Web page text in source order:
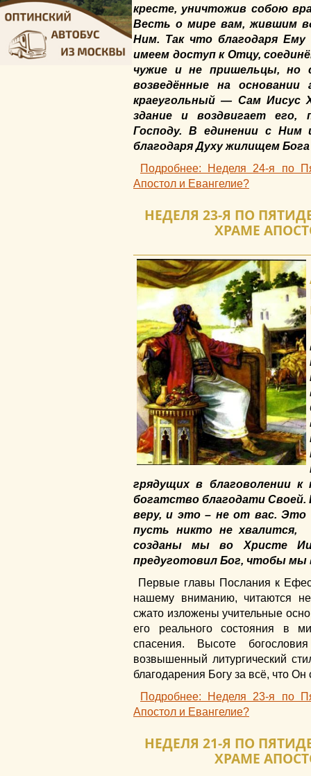
кресте, уничтожив собою
Весть о мире вам, жившим
Ним. Так что благодаря
имеем доступ к Отцу,
чужие и не пришельцы, но
возведённые на
краеугольный — Сам Иисус
здание и воздвигает его,
Господу. В единении с
благодаря Духу жилищем Бога
Подробнее: Неделя 24-я по
Апостол и Евангелие?
НЕДЕЛЯ 23-Я ПО
ХРАМЕ
грядущих в благоволении
богатство благодати
веру, и это – не от вас.
пусть никто не хвалится,
созданы мы во Христе
предуготовил Бог, чтобы мы
Первые главы Послания к
нашему вниманию, читаются
сжато изложены учительные
его реального состояния в
спасения. Высоте
возвышенный литургический
благодарения Богу за всё, что
Подробнее: Неделя 23-я по
Апостол и Евангелие?
НЕДЕЛЯ 21-Я ПО
ХРАМЕ